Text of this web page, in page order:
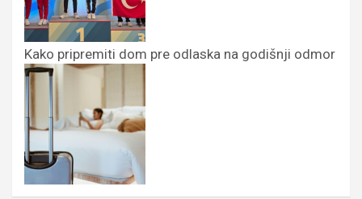
Kako pripremiti dom pre odlaska na godišnji odmor